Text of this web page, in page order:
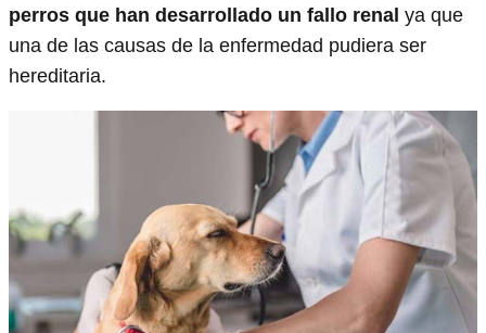
perros que han desarrollado un fallo renal ya que
una de las causas de la enfermedad pudiera ser
hereditaria.